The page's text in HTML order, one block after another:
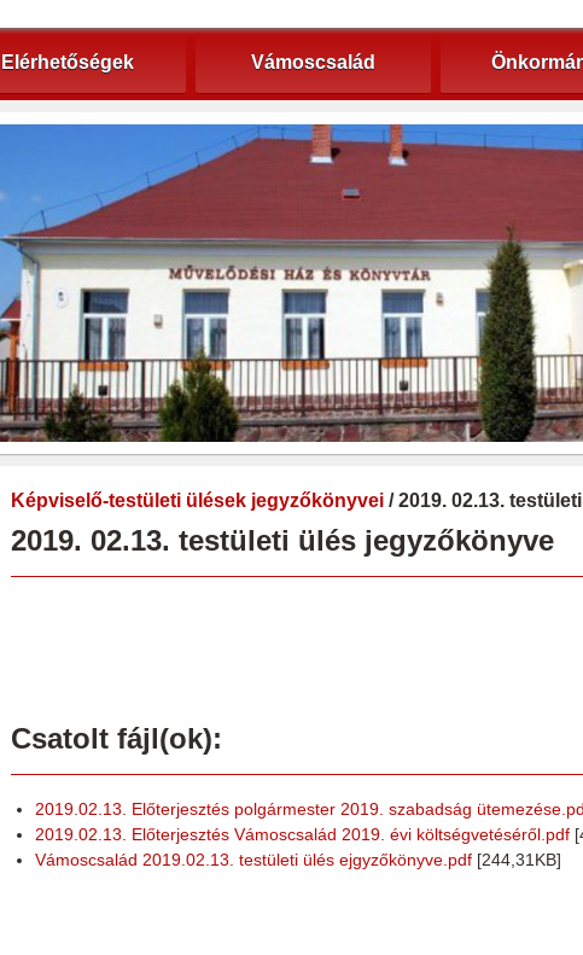
Elérhetőségek Vámoscsalád
Képviselő-testületi ülések jegyzőkönyvei / 2019. 02.13.
2019. 02.13. testületi ülés jegyzőkönyve
Csatolt fájl(ok):
2019.02.13. Előterjesztés polgármester 2019. szabadság
2019.02.13. Előterjesztés Vámoscsalád 2019. évi költségvetéséről.pdf
Vámoscsalád 2019.02.13. testületi ülés ejgyzőkönyve.pdf [244,31KB]